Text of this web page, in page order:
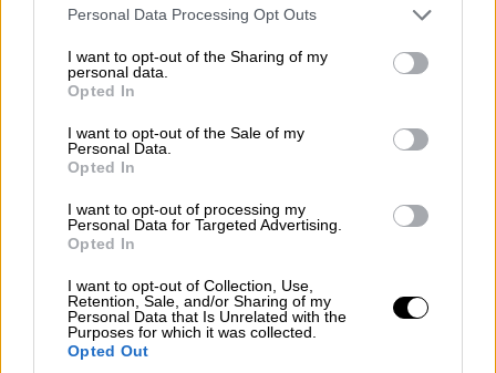
Please note that this website/app uses one or more Google
not limited to your visit or usage behaviour. You may click to
grant or deny consent to Google and its third-party tags to
use your data for below specified purposes in below Google
consent section.
Personal Data Processing Opt Outs
I want to opt-out of the Sharing of my
personal data.
Opted In
I want to opt-out of the Sale of my
Personal Data.
Opted In
I want to opt-out of processing my
Personal Data for Targeted Advertising.
Opted In
I want to opt-out of Collection, Use,
Retention, Sale, and/or Sharing of my
Personal Data that Is Unrelated with the
Purposes for which it was collected.
Opted Out